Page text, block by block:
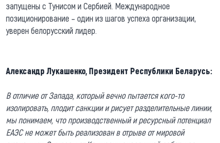
запущены с Тунисом и Сербией. Международное
позиционирование – один из шагов успеха организации,
уверен белорусский лидер.
Александр Лукашенко, Президент Республики Беларусь:
В отличие от Запада, который вечно пытается кого-то
изолировать, плодит санкции и рисует разделительные линии,
мы понимаем, что производственный и ресурсный потенциал
ЕАЭС не может быть реализован в отрыве от мировой